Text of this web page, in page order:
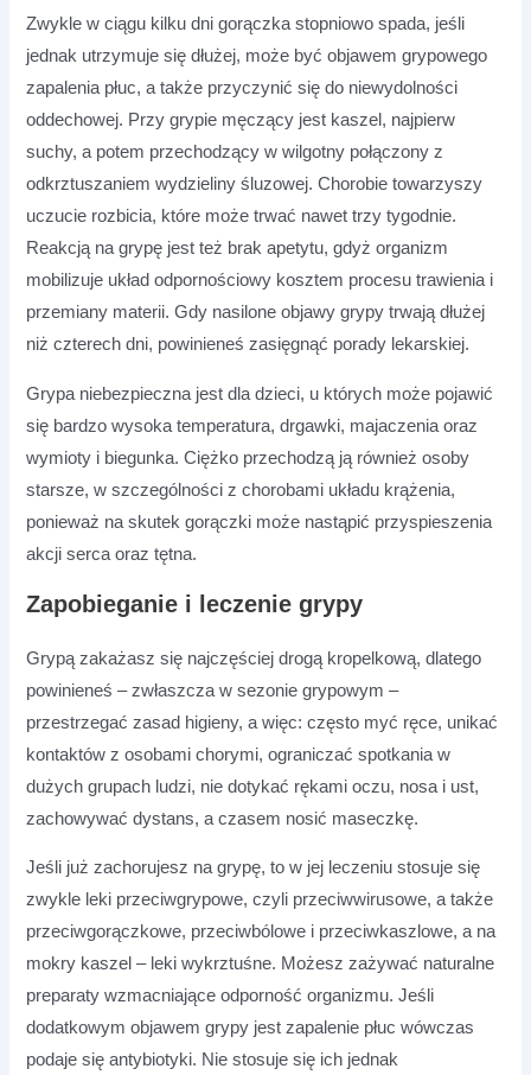
Zwykle w ciągu kilku dni gorączka stopniowo spada, jeśli
jednak utrzymuje się dłużej, może być objawem grypowego
zapalenia płuc, a także przyczynić się do niewydolności
oddechowej. Przy grypie męczący jest kaszel, najpierw
suchy, a potem przechodzący w wilgotny połączony z
odkrztuszaniem wydzieliny śluzowej. Chorobie towarzyszy
uczucie rozbicia, które może trwać nawet trzy tygodnie.
Reakcją na grypę jest też brak apetytu, gdyż organizm
mobilizuje układ odpornościowy kosztem procesu trawienia i
przemiany materii. Gdy nasilone objawy grypy trwają dłużej
niż czterech dni, powinieneś zasięgnąć porady lekarskiej.
Grypa niebezpieczna jest dla dzieci, u których może pojawić
się bardzo wysoka temperatura, drgawki, majaczenia oraz
wymioty i biegunka. Ciężko przechodzą ją również osoby
starsze, w szczególności z chorobami układu krążenia,
ponieważ na skutek gorączki może nastąpić przyspieszenia
akcji serca oraz tętna.
Zapobieganie i leczenie grypy
Grypą zakażasz się najczęściej drogą kropelkową, dlatego
powinieneś – zwłaszcza w sezonie grypowym –
przestrzegać zasad higieny, a więc: często myć ręce, unikać
kontaktów z osobami chorymi, ograniczać spotkania w
dużych grupach ludzi, nie dotykać rękami oczu, nosa i ust,
zachowywać dystans, a czasem nosić maseczkę.
Jeśli już zachorujesz na grypę, to w jej leczeniu stosuje się
zwykle leki przeciwgrypowe, czyli przeciwwirusowe, a także
przeciwgorączkowe, przeciwbólowe i przeciwkaszlowe, a na
mokry kaszel – leki wykrztuśne. Możesz zażywać naturalne
preparaty wzmacniające odporność organizmu. Jeśli
dodatkowym objawem grypy jest zapalenie płuc wówczas
podaje się antybiotyki. Nie stosuje się ich jednak